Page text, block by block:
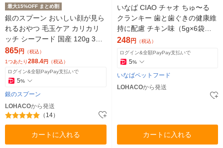
最大15%OFF まとめ割
銀のスプーン おいしい顔が見ら
れるおやつ 毛玉ケア カリカリ
ッチ シーフード 国産 120g 3袋
キャットフード 猫 おやつ
865円
（税込）
1つあたり288.4円 （税込）
ログイン&全額PayPay支払いで
5%
銀のスプーン
LOHACOから発送
（14）
カートに入れる
いなば CIAO チャオ ちゅ〜る
クランキー 歯と歯ぐきの健康維
持に配慮 チキン味（5g×6袋）1
袋 猫用 おやつ
248円 （税込）
ログイン&全額PayPay支払いで
5%
いなばペットフード
LOHACOから発送
カートに入れる